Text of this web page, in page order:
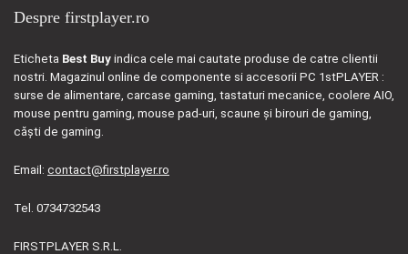
Despre firstplayer.ro
Eticheta Best Buy indica cele mai cautate produse de catre clientii
nostri. Magazinul online de componente si accesorii PC 1stPLAYER :
surse de alimentare, carcase gaming, tastaturi mecanice, coolere AIO,
mouse pentru gaming, mouse pad-uri, scaune și birouri de gaming,
căști de gaming.
Email: contact@firstplayer.ro
Tel. 0734732543
FIRSTPLAYER S.R.L.